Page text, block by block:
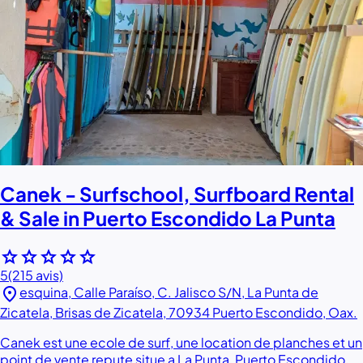
Canek - Surfschool, Surfboard Rental
& Sale in Puerto Escondido La Punta
starstarstarstarstar
5(215 avis)
location_onesquina, Calle Paraíso, C. Jalisco S/N, La Punta de
Zicatela, Brisas de Zicatela, 70934 Puerto Escondido, Oax.
Canek est une ecole de surf, une location de planches et un
point de vente repute situe a La Punta, Puerto Escondido.